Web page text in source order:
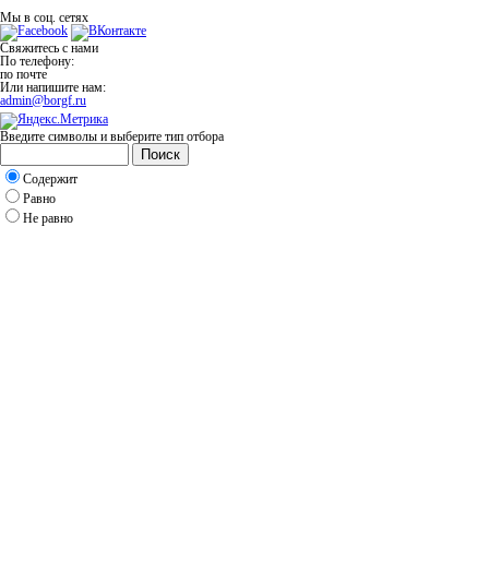
Мы в соц. сетях
Свяжитесь с нами
По телефону:
по почте
Или напишите нам:
admin@borgf.ru
Введите символы и выберите тип отбора
Поиск
Содержит
Равно
Не равно